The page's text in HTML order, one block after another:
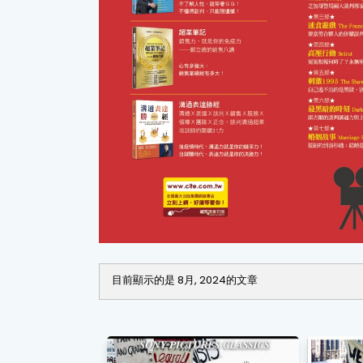
目前顯示的是 8月, 2024的文章